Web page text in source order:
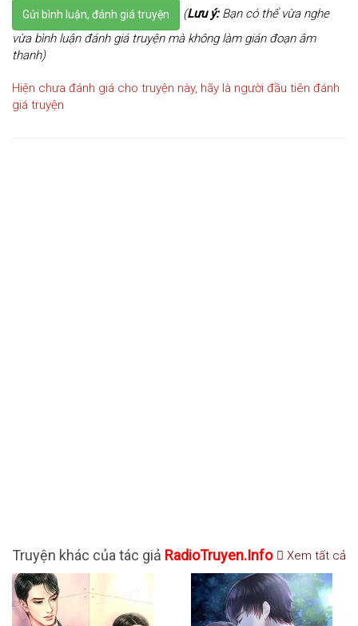
Gửi bình luận, đánh giá truyện (Lưu ý:Bạn có thể vừa nghe
vừa bình luận đánh giá truyện mà không làm gián đoạn âm
thanh)
Hiện chưa đánh giá cho truyện này, hãy là người đầu tiên đánh
giá truyện
Truyện khác của tác giả RadioTruyen.Info Xem tất cả